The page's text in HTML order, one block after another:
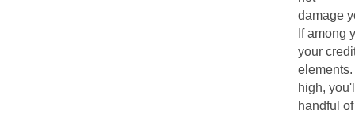
damage
If among
your
high,
handful